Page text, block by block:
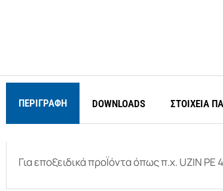
ΠΕΡΙΓΡΑΦΉ DOWNLOADS ΣΤΟΙΧΕΙΑ
Για εποξειδικά προΪόντα όπως π.χ. UZIN